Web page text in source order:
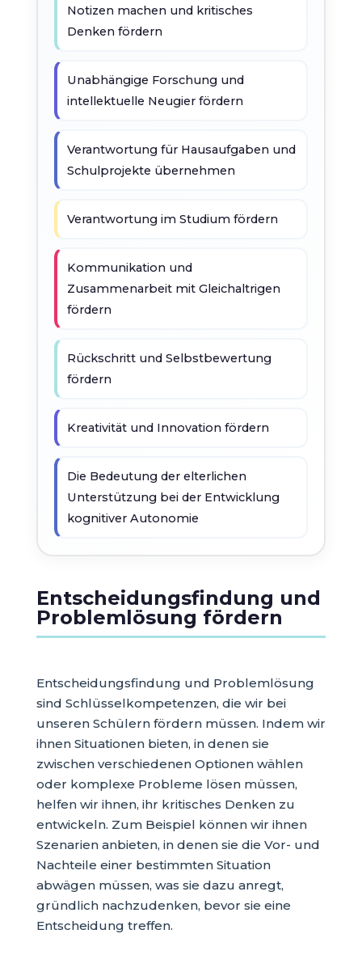
Notizen machen und kritisches
Denken fördern
Unabhängige Forschung und
intellektuelle Neugier fördern
Verantwortung für Hausaufgaben und
Schulprojekte übernehmen
Verantwortung im Studium fördern
Kommunikation und
Zusammenarbeit mit Gleichaltrigen
fördern
Rückschritt und Selbstbewertung
fördern
Kreativität und Innovation fördern
Die Bedeutung der elterlichen
Unterstützung bei der Entwicklung
kognitiver Autonomie
Entscheidungsfindung und
Problemlösung fördern
Entscheidungsfindung und Problemlösung
sind Schlüsselkompetenzen, die wir bei
unseren Schülern fördern müssen. Indem wir
ihnen Situationen bieten, in denen sie
zwischen verschiedenen Optionen wählen
oder komplexe Probleme lösen müssen,
helfen wir ihnen, ihr kritisches Denken zu
entwickeln. Zum Beispiel können wir ihnen
Szenarien anbieten, in denen sie die Vor- und
Nachteile einer bestimmten Situation
abwägen müssen, was sie dazu anregt,
gründlich nachzudenken, bevor sie eine
Entscheidung treffen.